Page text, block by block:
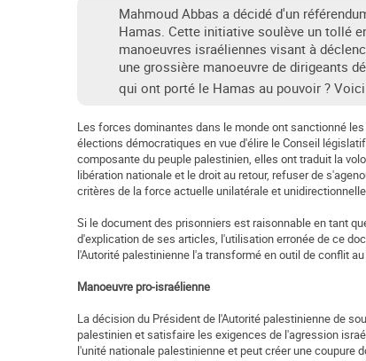
Mahmoud Abbas a décidé d'un
Hamas. Cette initiative soulève un tollé
manoeuvres israéliennes visant à
une grossière manoeuvre de dirigeants
qui ont porté le Hamas au pouvoir ?
Les forces dominantes dans le monde ont sanctionné
élections démocratiques en vue d'élire le Conseil
composante du peuple palestinien, elles ont traduit la
libération nationale et le droit au retour, refuser de
critères de la force actuelle unilatérale et
Si le document des prisonniers est raisonnable en tant
d'explication de ses articles, l'utilisation erronée de ce
l'Autorité palestinienne l'a transformé en outil de conflit
Manoeuvre pro-israélienne
La décision du Président de l'Autorité palestinienne de
palestinien et satisfaire les exigences de l'agression
l'unité nationale palestinienne et peut créer une coupure